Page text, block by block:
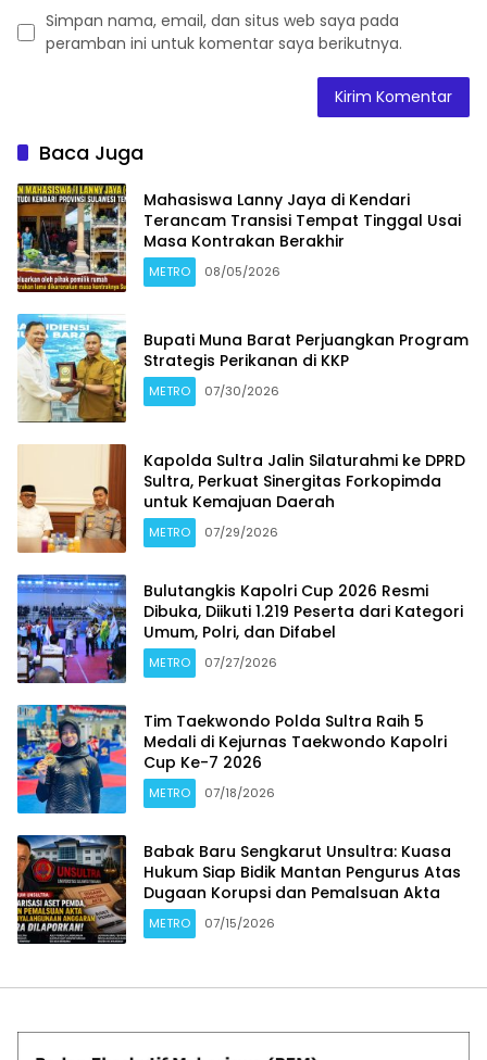
Simpan nama, email, dan situs web saya pada
peramban ini untuk komentar saya berikutnya.
Baca Juga
Mahasiswa Lanny Jaya di Kendari
Terancam Transisi Tempat Tinggal Usai
Masa Kontrakan Berakhir
METRO 08/05/2026
Bupati Muna Barat Perjuangkan Program
Strategis Perikanan di KKP
METRO 07/30/2026
Kapolda Sultra Jalin Silaturahmi ke DPRD
Sultra, Perkuat Sinergitas Forkopimda
untuk Kemajuan Daerah
METRO 07/29/2026
Bulutangkis Kapolri Cup 2026 Resmi
Dibuka, Diikuti 1.219 Peserta dari Kategori
Umum, Polri, dan Difabel
METRO 07/27/2026
Tim Taekwondo Polda Sultra Raih 5
Medali di Kejurnas Taekwondo Kapolri
Cup Ke-7 2026
METRO 07/18/2026
Babak Baru Sengkarut Unsultra: Kuasa
Hukum Siap Bidik Mantan Pengurus Atas
Dugaan Korupsi dan Pemalsuan Akta
METRO 07/15/2026